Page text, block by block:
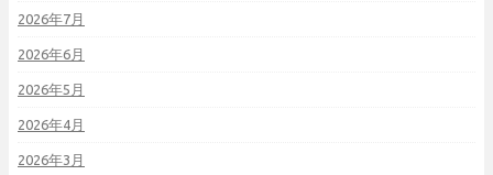
2026年7月
2026年6月
2026年5月
2026年4月
2026年3月